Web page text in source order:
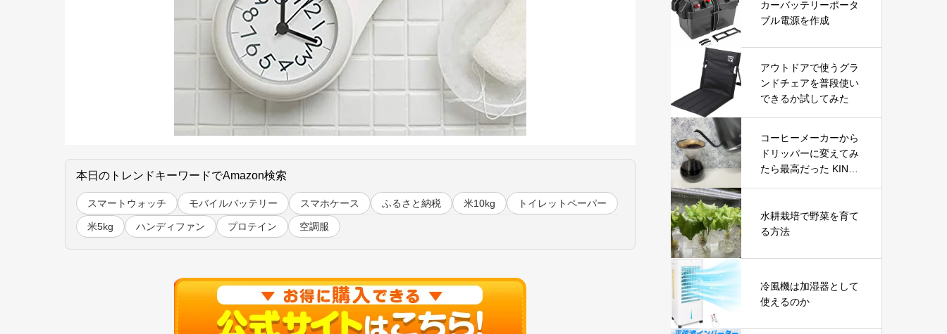
本日のトレンドキーワードでAmazon検索
スマートウォッチ モバイルバッテリー スマホケース ふるさと納税 米10kg トイレットペーパー
米5kg ハンディファン プロテイン 空調服
カーバッテリーポータ
ブル電源を作成
アウトドアで使うグラ
ンドチェアを普段使い
できるか試してみた
コーヒーメーカーから
ドリッパーに変えてみ
たら最高だった KINTO
水耕栽培で野菜を育て
る方法
冷風機は加湿器として
使えるのか